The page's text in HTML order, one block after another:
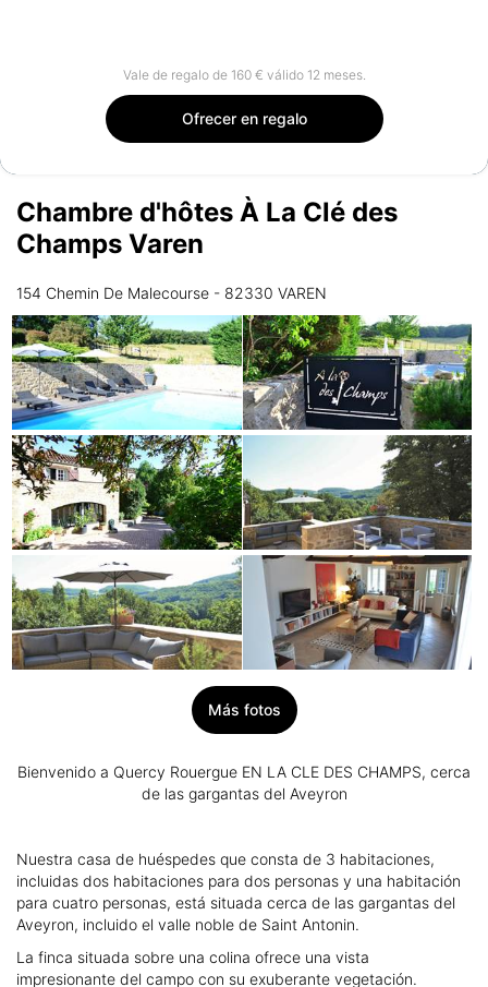
Vale de regalo de 160 € válido 12 meses.
Ofrecer en regalo
Chambre d'hôtes À La Clé des
Champs Varen
154 Chemin De Malecourse - 82330 VAREN
Más fotos
Bienvenido a Quercy Rouergue EN LA CLE DES CHAMPS, cerca
de las gargantas del Aveyron
Nuestra casa de huéspedes que consta de 3 habitaciones,
incluidas dos habitaciones para dos personas y una habitación
para cuatro personas, está situada cerca de las gargantas del
Aveyron, incluido el valle noble de Saint Antonin.
La finca situada sobre una colina ofrece una vista
impresionante del campo con su exuberante vegetación.